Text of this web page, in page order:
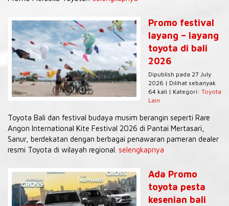
Promo festival
layang – layang
toyota di bali
2026
Dipublish pada 27 July
2026 | Dilihat sebanyak
64 kali | Kategori: Toyota
Lain
Toyota Bali dan festival budaya musim berangin seperti Rare
Angon International Kite Festival 2026 di Pantai Mertasari,
Sanur, berdekatan dengan berbagai penawaran pameran dealer
resmi Toyota di wilayah regional. selengkapnya
Ada Promo
toyota pesta
kesenian bali